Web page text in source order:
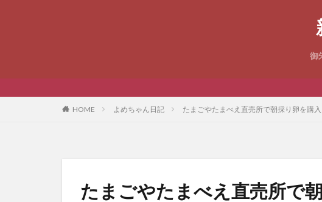
御
HOME よめちゃん日記 たまごやたまべえ直売所で朝採り卵を購
たまごやたまべえ直売所で